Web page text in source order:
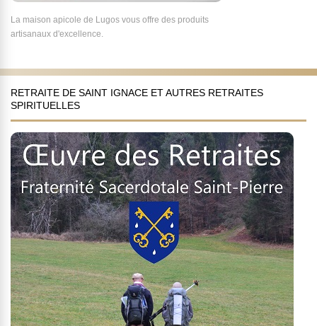
La maison apicole de Lugos vous offre des produits
artisanaux d'excellence.
RETRAITE DE SAINT IGNACE ET AUTRES RETRAITES
SPIRITUELLES